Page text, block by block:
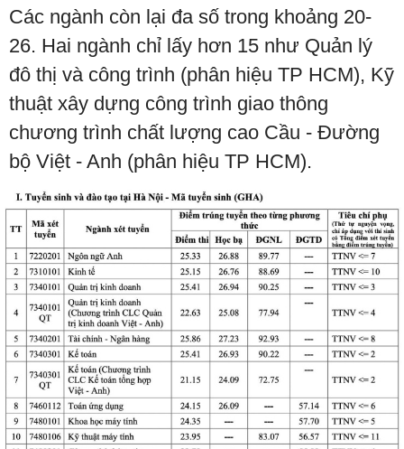
Các ngành còn lại đa số trong khoảng 20-
26. Hai ngành chỉ lấy hơn 15 như Quản lý
đô thị và công trình (phân hiệu TP HCM), Kỹ
thuật xây dựng công trình giao thông
chương trình chất lượng cao Cầu - Đường
bộ Việt - Anh (phân hiệu TP HCM).